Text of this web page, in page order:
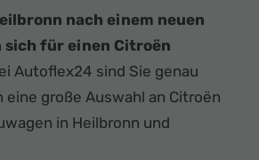
nach einem neuen
sich für einen Citroën
Autoflex24 sind Sie genau
eine große Auswahl an Citroën
in Heilbronn und